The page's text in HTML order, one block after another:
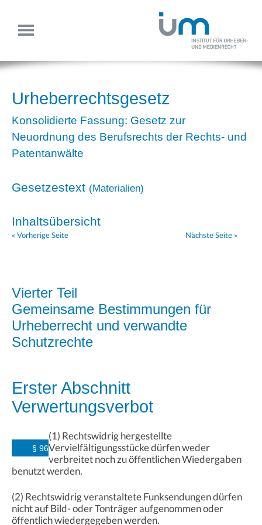
Urheberrechtsgesetz
Konsolidierte Fassung: Gesetz zur
Neuordnung des Berufsrechts der Rechts- und
Patentanwälte
Gesetzestext (Materialien)
Inhaltsübersicht
« Vorherige Seite Nächste Seite »
Vierter Teil
Gemeinsame Bestimmungen für
Urheberrecht und verwandte
Schutzrechte
Erster Abschnitt
Verwertungsverbot
§ 96
(1) Rechtswidrig hergestellte
Vervielfältigungsstücke dürfen weder
verbreitet noch zu öffentlichen Wiedergaben
benutzt werden.
(2) Rechtswidrig veranstaltete Funksendungen dürfen
nicht auf Bild- oder Tonträger aufgenommen oder
öffentlich wiedergegeben werden.